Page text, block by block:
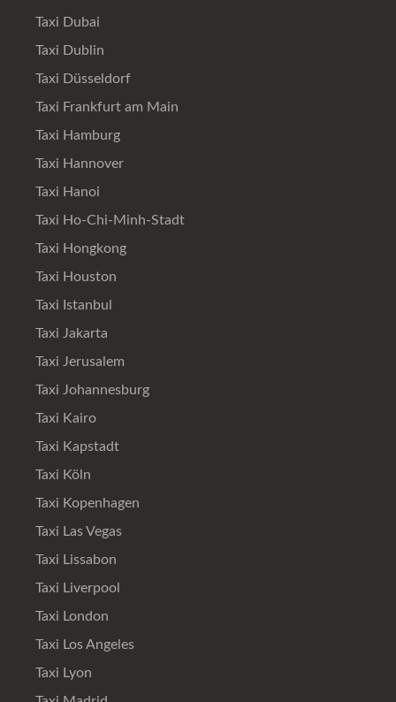
Taxi Dubai
Taxi Dublin
Taxi Düsseldorf
Taxi Frankfurt am Main
Taxi Hamburg
Taxi Hannover
Taxi Hanoi
Taxi Ho-Chi-Minh-Stadt
Taxi Hongkong
Taxi Houston
Taxi Istanbul
Taxi Jakarta
Taxi Jerusalem
Taxi Johannesburg
Taxi Kairo
Taxi Kapstadt
Taxi Köln
Taxi Kopenhagen
Taxi Las Vegas
Taxi Lissabon
Taxi Liverpool
Taxi London
Taxi Los Angeles
Taxi Lyon